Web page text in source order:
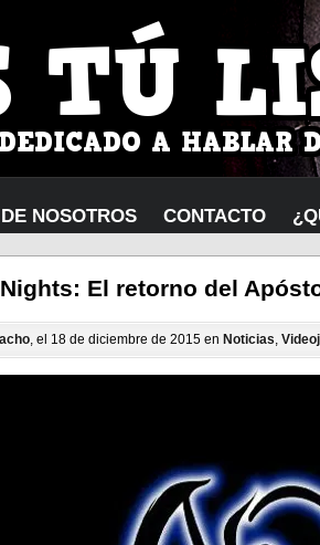
NOSOTROS CONTACTO
El retorno del
, el 18 de diciembre de 2015 en Noticias,